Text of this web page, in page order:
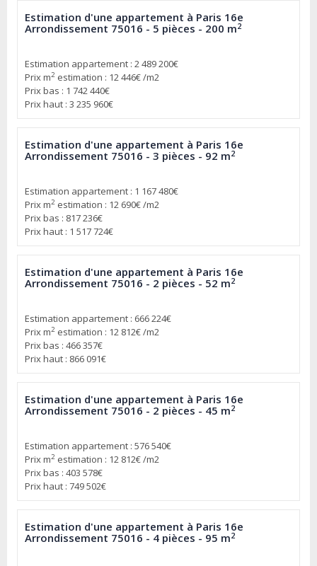
Estimation d'une appartement à Paris 16e
Arrondissement 75016 - 5 pièces - 200 m2
Estimation appartement : 2 489 200€
Prix m2 estimation : 12 446€ /m2
Prix bas : 1 742 440€
Prix haut : 3 235 960€
Estimation d'une appartement à Paris 16e
Arrondissement 75016 - 3 pièces - 92 m2
Estimation appartement : 1 167 480€
Prix m2 estimation : 12 690€ /m2
Prix bas : 817 236€
Prix haut : 1 517 724€
Estimation d'une appartement à Paris 16e
Arrondissement 75016 - 2 pièces - 52 m2
Estimation appartement : 666 224€
Prix m2 estimation : 12 812€ /m2
Prix bas : 466 357€
Prix haut : 866 091€
Estimation d'une appartement à Paris 16e
Arrondissement 75016 - 2 pièces - 45 m2
Estimation appartement : 576 540€
Prix m2 estimation : 12 812€ /m2
Prix bas : 403 578€
Prix haut : 749 502€
Estimation d'une appartement à Paris 16e
Arrondissement 75016 - 4 pièces - 95 m2